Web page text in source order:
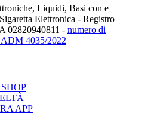
Liquidi, Basi con e
Elettronica - Registro
02820940811 - numero di
4035/2022
APP